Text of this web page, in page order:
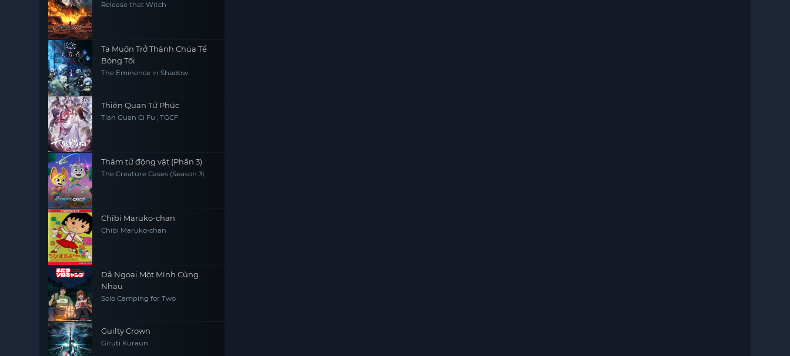
Release that Witch
Ta Muốn Trở Thành Chúa Tể
Bóng Tối
The Eminence in Shadow
Thiên Quan Tứ Phúc
Tian Guan Ci Fu , TGCF
Thám tử động vật (Phần 3)
The Creature Cases (Season 3)
Chibi Maruko-chan
Chibi Maruko-chan
Dã Ngoại Một Mình Cùng
Nhau
Solo Camping for Two
Guilty Crown
Giruti Kuraun